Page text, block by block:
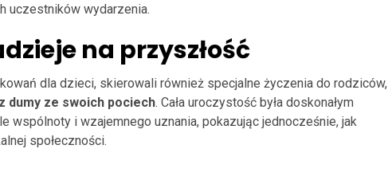
uczestników wydarzenia.
na przyszłość
dla dzieci, skierowali również specjalne życzenia do rodziców,
dumy ze swoich pociech. Cała uroczystość była doskonałym
wspólnoty i wzajemnego uznania, pokazując jednocześnie, jak
społeczności.